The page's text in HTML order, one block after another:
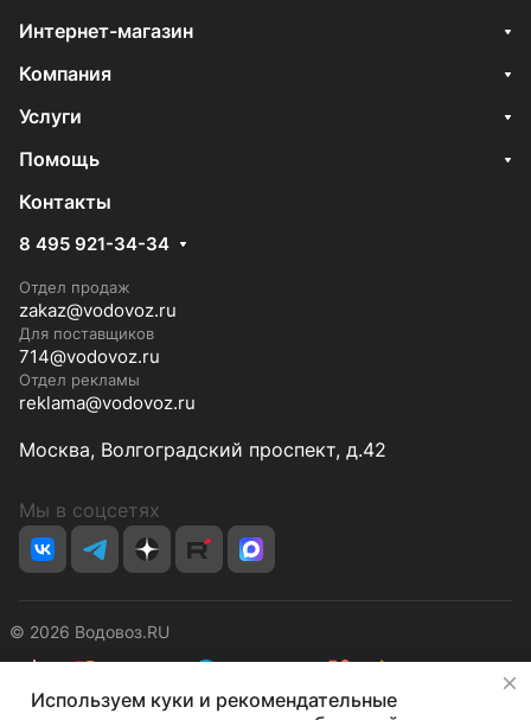
Интернет-магазин
Компания
Услуги
Помощь
Контакты
8 495 921-34-34
Отдел продаж
zakaz@vodovoz.ru
Для поставщиков
714@vodovoz.ru
Отдел рекламы
reklama@vodovoz.ru
Москва, Волгоградский проспект, д.42
Мы в соцсетях
© 2026 Водовоз.RU
КонфиденциальностьОферта
Используем куки и рекомендательные